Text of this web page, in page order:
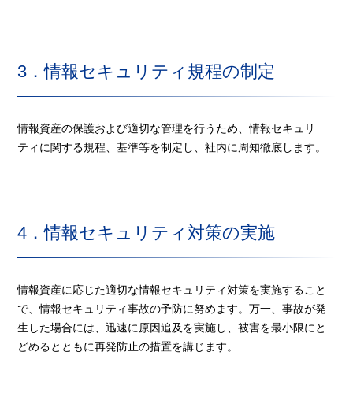
3．情報セキュリティ規程の制定
情報資産の保護および適切な管理を行うため、情報セキュリ
ティに関する規程、基準等を制定し、社内に周知徹底します。
4．情報セキュリティ対策の実施
情報資産に応じた適切な情報セキュリティ対策を実施すること
で、情報セキュリティ事故の予防に努めます。万一、事故が発
生した場合には、迅速に原因追及を実施し、被害を最小限にと
どめるとともに再発防止の措置を講じます。